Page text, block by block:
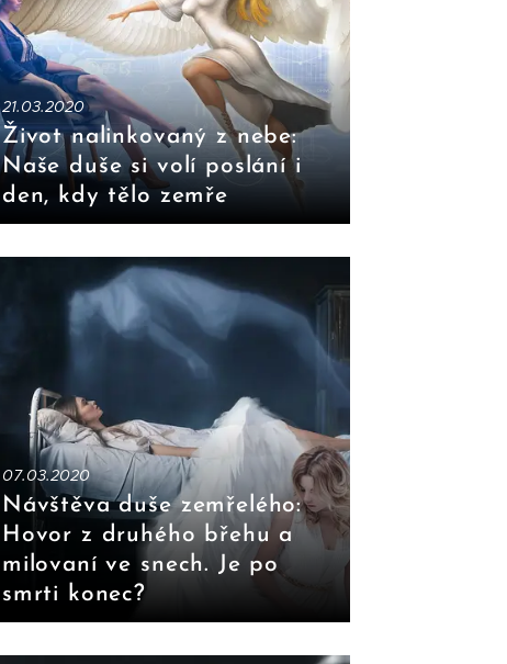
21.03.2020
Život nalinkovaný z nebe:
Naše duše si volí poslání i
den, kdy tělo zemře
07.03.2020
Návštěva duše zemřelého:
Hovor z druhého břehu a
milovaní ve snech. Je po
smrti konec?